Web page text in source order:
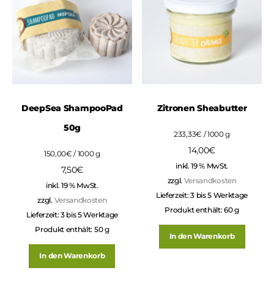
DeepSea ShampooPad
50g
150,00€ /1000g
7,50€
inkl. 19 % MwSt.
zzgl. Versandkosten
Lieferzeit:3 bis 5 Werktage
Produkt enthält: 50g
In den Warenkorb
Zitronen Sheabutter
233,33€ /1000g
14,00€
inkl. 19 % MwSt.
zzgl. Versandkosten
Lieferzeit:3 bis 5 Werktage
Produkt enthält: 60g
In den Warenkorb